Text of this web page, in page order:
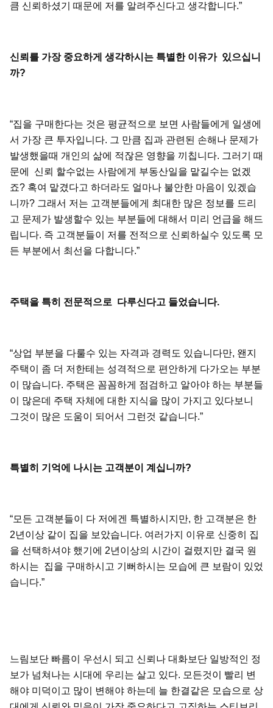
큼 신뢰하셨기 때문에 저를 알려주신다고 생각합니다.”
신뢰를 가장 중요하게 생각하시는 특별한 이유가 있으십니
까?
“집을 구매한다는 것은 평균적으로 보면 사람들에게 일생에
서 가장 큰 투자입니다. 그 만큼 집과 관련된 손해나 문제가
발생했을때 개인의 삶에 적잖은 영향을 끼칩니다. 그러기 때
문에 신뢰 할수없는 사람에게 부동산일을 맡길수는 없겠
죠? 혹여 맡겼다고 하더라도 얼마나 불안한 마음이 있겠습
니까? 그래서 저는 고객분들에게 최대한 많은 정보를 드리
고 문제가 발생할수 있는 부분들에 대해서 미리 언급을 해드
립니다. 즉 고객분들이 저를 전적으로 신뢰하실수 있도록 모
든 부분에서 최선을 다합니다.”
주택을 특히 전문적으로 다루신다고 들었습니다.
“상업 부분을 다룰수 있는 자격과 경력도 있습니다만, 왠지
주택이 좀 더 저한테는 성격적으로 편안하게 다가오는 부분
이 많습니다. 주택은 꼼꼼하게 점검하고 알아야 하는 부분들
이 많은데 주택 자체에 대한 지식을 많이 가지고 있다보니
그것이 많은 도움이 되어서 그런것 같습니다.”
특별히 기억에 나시는 고객분이 계십니까?
“모든 고객분들이 다 저에겐 특별하시지만, 한 고객분은 한
2년이상 같이 집을 보았습니다. 여러가지 이유로 신중히 집
을 선택하셔야 했기에 2년이상의 시간이 걸렸지만 결국 원
하시는 집을 구매하시고 기뻐하시는 모습에 큰 보람이 있었
습니다.”
느림보단 빠름이 우선시 되고 신뢰나 대화보단 일방적인 정
보가 넘쳐나는 시대에 우리는 살고 있다. 모든것이 빨리 변
해야 미덕이고 많이 변해야 하는데 늘 한결같은 모습으로 상